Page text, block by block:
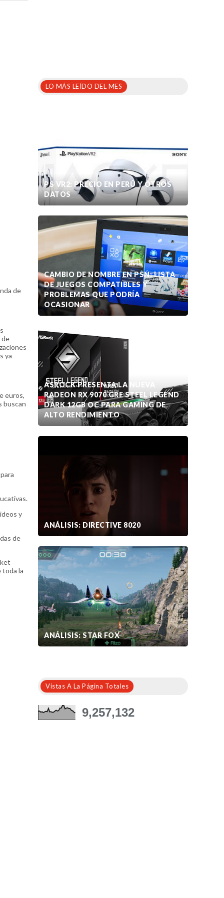
de
de
ya
euros,
buscan
y
de
toda la
LO MÁS LEÍDO DEL MES
PS VR2: PRECIO EN PERÚ Y OTROS
DATOS
CAMBIO DE NOMBRE EN PSN: LISTA
DE JUEGOS COMPATIBLES Y
PROBLEMAS QUE PODRÍA
OCASIONAR
ASROCK PRESENTA LA NUEVA
RADEON RX 9070 GRE STEEL LEGEND
DARK 12GB OC PARA GAMING DE
ALTO RENDIMIENTO
ANÁLISIS: DIRECTIVE 8020
ANÁLISIS: STAR FOX
Vistas A La Página Totales
9,257,132